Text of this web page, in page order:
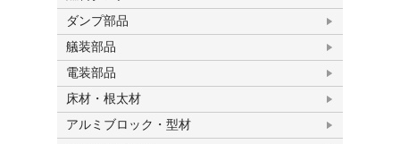
ダンプ部品
艤装部品
電装部品
床材・根太材
アルミブロック・型材